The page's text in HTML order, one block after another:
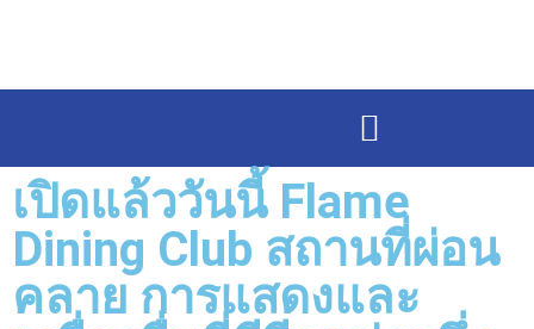
เปิดแล้ววันนี้ Flame
Dining Club สถานที่ผ่อน
คลาย การแสดงและ